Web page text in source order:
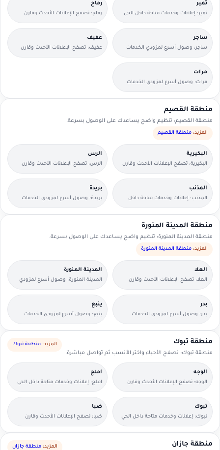
تمير
تمير: إعلانات وخدمات متاحة داخل الحي
مع وسائل تواصل مباشرة.
رماح
رماح: تصفح الإعلانات الأحدث وقارن
التفاصيل بسرعة.
ساجر
ساجر: وصول أسرع لمزودي الخدمات
القريبين منك.
عفيف
عفيف: تصفح الإعلانات الأحدث وقارن
التفاصيل بسرعة.
مرات
مرات: وصول أسرع لمزودي الخدمات
القريبين منك.
منطقة القصيم
منطقة القصيم: تنظيم واضح يساعدك على الوصول بسرعة.
المزيد: منطقة القصيم
البكيرية
البكيرية: تصفح الإعلانات الأحدث وقارن
التفاصيل بسرعة.
الرس
الرس: تصفح الإعلانات الأحدث وقارن
التفاصيل بسرعة.
المذنب
المذنب: إعلانات وخدمات متاحة داخل
الحي مع وسائل تواصل مباشرة.
بريدة
بريدة: وصول أسرع لمزودي الخدمات
القريبين منك.
منطقة المدينة المنورة
منطقة المدينة المنورة: تنظيم واضح يساعدك على الوصول بسرعة.
المزيد: منطقة المدينة المنورة
العلا
العلا: تصفح الإعلانات الأحدث وقارن
التفاصيل بسرعة.
المدينة المنورة
المدينة المنورة: وصول أسرع لمزودي
الخدمات القريبين منك.
بدر
بدر: وصول أسرع لمزودي الخدمات
القريبين منك.
ينبع
ينبع: وصول أسرع لمزودي الخدمات
القريبين منك.
منطقة تبوك
منطقة تبوك: تصفح الأحياء واختر الأنسب ثم تواصل مباشرة.
المزيد: منطقة تبوك
الوجه
الوجه: تصفح الإعلانات الأحدث وقارن
التفاصيل بسرعة.
املج
املج: إعلانات وخدمات متاحة داخل الحي
مع وسائل تواصل مباشرة.
تبوك
تبوك: إعلانات وخدمات متاحة داخل الحي
مع وسائل تواصل مباشرة.
ضبا
ضبا: تصفح الإعلانات الأحدث وقارن
التفاصيل بسرعة.
منطقة جازان المزيد: منطقة جازان